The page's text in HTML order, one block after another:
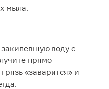
мыла.
закипевшую воду с
прямо
«заварится» и